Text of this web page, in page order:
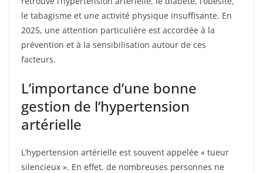
le tabagisme et une activité physique insuffisante. En
2025, une attention particulière est accordée à la
prévention et à la sensibilisation autour de ces
facteurs.
L’importance d’une bonne
gestion de l’hypertension
artérielle
L’hypertension artérielle est souvent appelée « tueur
silencieux ». En effet, de nombreuses personnes ne